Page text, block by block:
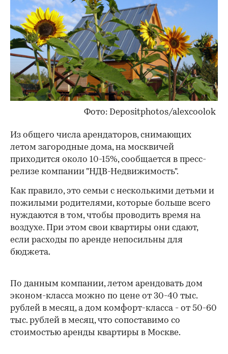
Фото: Depositphotos/alexcoolok
Из общего числа арендаторов, снимающих
летом загородные дома, на москвичей
приходится около 10-15%, сообщается в пресс-
релизе компании "НДВ-Недвижимость".
Как правило, это семьи с несколькими детьми и
пожилыми родителями, которые больше всего
нуждаются в том, чтобы проводить время на
воздухе. При этом свои квартиры они сдают,
если расходы по аренде непосильны для
бюджета.
По данным компании, летом арендовать дом
эконом-класса можно по цене от 30-40 тыс.
рублей в месяц, а дом комфорт-класса - от 50-60
тыс. рублей в месяц, что сопоставимо со
стоимостью аренды квартиры в Москве.